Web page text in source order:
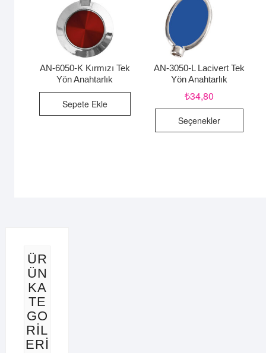
sayfasından
AN-6050-K Kırmızı Tek
Yön Anahtarlık
Sepete Ekle
AN-3050-L Lacivert Tek
Yön Anahtarlık
₺34,80
Seçenekler
Bu
ÜR
ÜN
KA
TE
GO
RIL
ERI